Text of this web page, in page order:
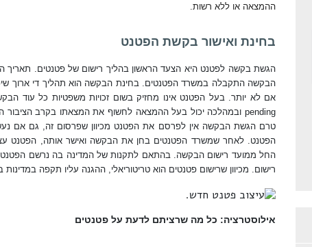
ההמצאה או ללא רשות.
בחינת ואישור בקשת הפטנט
הגשת בקשה לפטנט היא הצעד הראשון בהליך רישום של פטנטים. תאריך
הבקשה התקבלה במשרד הפטנטים. בחינת הבקשה הוא תהליך די ארוך
אם לא יותר. בעל הפטנט אינו מחזיק בשום זכויות משפטיות כל עוד
pendingובמהלכה יכול בעל ההמצאה לחשוף את המצאתו בקרב הציבור
טרם הגשת הבקשה אין לפרסם את הפטנט מכיוון שפרסום זה, גם אם
החל ממועד רישום הבקשה. בהתאם לתקנות של המדינה בה נרשם הפטנט
רישום. מכיוון שרישום פטנטים הוא טריטוריאלי, ההגנה עליו תקפה
אילוסטרציה: כל מה שרציתם לדעת על פטנטים